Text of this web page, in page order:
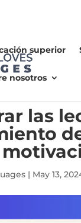
superior
nosotros
las
| May 13,